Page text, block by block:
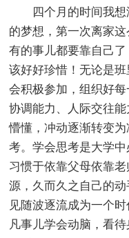
四个月的时间我
的梦想，第一次离家
有的事儿都要靠自己
该好好珍惜！无论是
会积极参加，组织好每
协调能力、人际交往
懵懂，冲动逐渐转变
考。学会思考是大学
习惯于依靠父母依靠
源，久而久之自己的
见随波逐流成为一个
凡事儿学会动脑，看